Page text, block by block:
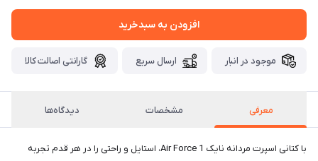
افزودن به سبدخرید
موجود در انبار ارسال سریع گارانتی اصالت کالا
معرفی مشخصات دیدگاه‌ها
با کتانی اسپرت مردانه نایک Air Force 1، استایل و راحتی را در هر قدم تجربه